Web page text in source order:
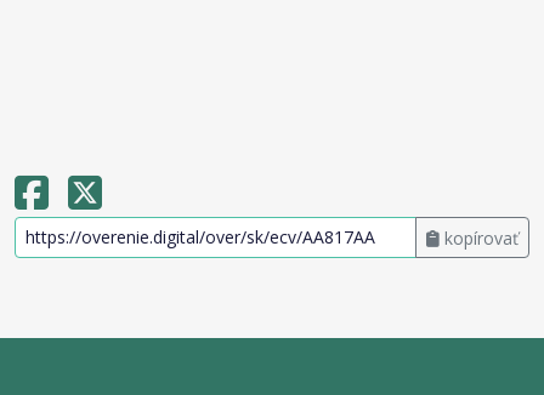
kopírovať